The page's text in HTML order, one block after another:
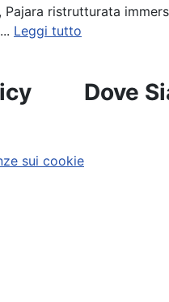
ristrutturata
Leggi tutto
sui cookie
Dove